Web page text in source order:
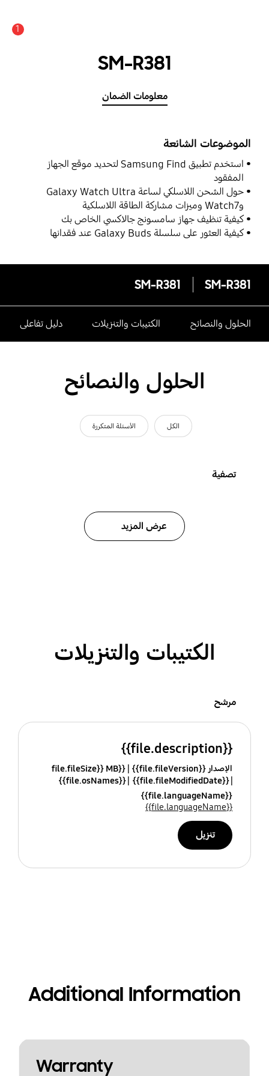
1
SM-R381
معلومات الضمان
الموضوعات الشائعة
استخدم تطبيق Samsung Find لتحديد موقع الجهاز
المفقود
حول الشحن اللاسلكي لساعة Galaxy Watch Ultra
وWatch7 وميزات مشاركة الطاقة اللاسلكية
كيفية تنظيف جهاز سامسونج جالاكسي الخاص بك
كيفية العثور على سلسلة Galaxy Buds عند فقدانها
SM-R381
SM-R381
الحلول والنصائح الكتيبات والتنزيلات دليل تفاعلى
الحلول والنصائح
الكل الأسئلة المتكررة
تصفية
عرض المزيد
الكتيبات والتنزيلات
مرشح
{{file.description}}
الإصدار {{file.fileVersion}}
{{file.fileSize}} MB
{{file.fileModifiedDate}}
{{file.osNames}}
{{file.languageName}}
{{file.languageName}}
تنزيل
Additional Information
Warranty